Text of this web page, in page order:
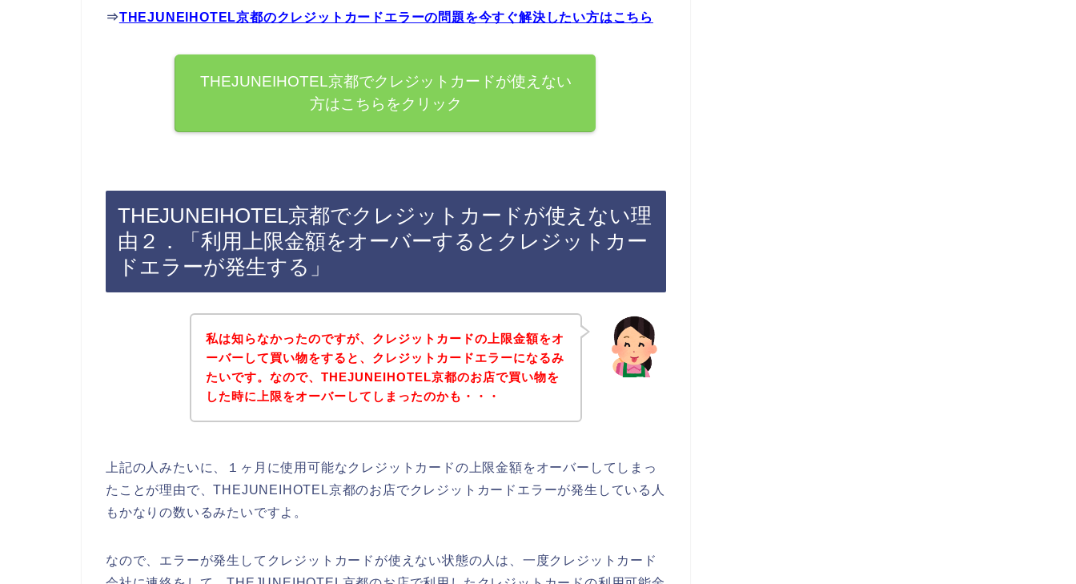
⇒THEJUNEIHOTEL京都のクレジットカードエラーの問題を今すぐ解決したい方はこちら
THEJUNEIHOTEL京都でクレジットカードが使えない
方はこちらをクリック
THEJUNEIHOTEL京都でクレジットカードが使えない理
由２．「利用上限金額をオーバーするとクレジットカー
ドエラーが発生する」
私は知らなかったのですが、クレジットカードの上限金額をオ
ーバーして買い物をすると、クレジットカードエラーになるみ
たいです。なので、THEJUNEIHOTEL京都のお店で買い物を
した時に上限をオーバーしてしまったのかも・・・
上記の人みたいに、１ヶ月に使用可能なクレジットカードの上限金額をオーバーしてしまっ
たことが理由で、THEJUNEIHOTEL京都のお店でクレジットカードエラーが発生している人
もかなりの数いるみたいですよ。
なので、エラーが発生してクレジットカードが使えない状態の人は、一度クレジットカード